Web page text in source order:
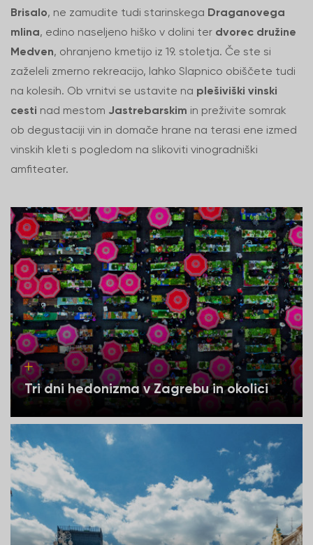
Brisalo, ne zamudite tudi starinskega Draganovega
mlina, edino naseljeno hiško v dolini ter dvorec družine
Medven, ohranjeno kmetijo iz 19. stoletja. Če ste si
zaželeli zmerno rekreacijo, lahko Slapnico obiščete tudi
na kolesih. Ob vrnitvi se ustavite na plešiviški vinski
cesti nad mestom Jastrebarskim in preživite somrak
ob degustaciji vin in domače hrane na terasi ene izmed
vinskih kleti s pogledom na slikoviti vinogradniški
amfiteater.
Tri dni hedonizma v Zagrebu in okolici